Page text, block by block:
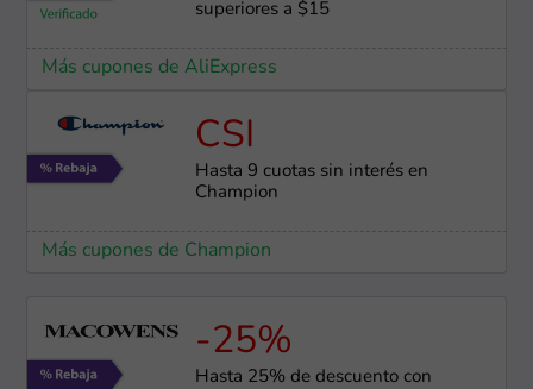
superiores a $15
Más cupones de AliExpress
CSI
Hasta 9 cuotas sin interés en
Champion
Más cupones de Champion
-25%
Hasta 25% de descuento con